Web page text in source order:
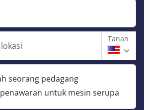
Tanah
seorang pedagang
untuk mesin serupa